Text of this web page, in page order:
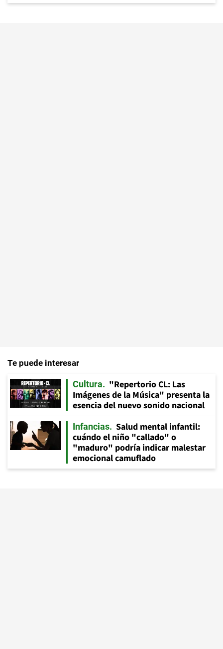
Te puede interesar
Cultura
"Repertorio CL: Las
Imágenes de la Música" presenta la
esencia del nuevo sonido nacional
Infancias
Salud mental infantil:
cuándo el niño "callado" o
"maduro" podría indicar malestar
emocional camuflado